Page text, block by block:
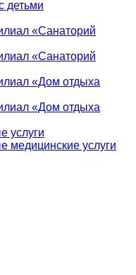
детьми
«Санаторий
«Санаторий
«Дом отдыха
«Дом отдыха
услуги
медицинские услуги